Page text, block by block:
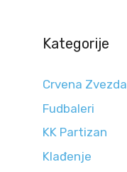
Kategorije
Crvena Zvezda
Fudbaleri
KK Partizan
Klađenje